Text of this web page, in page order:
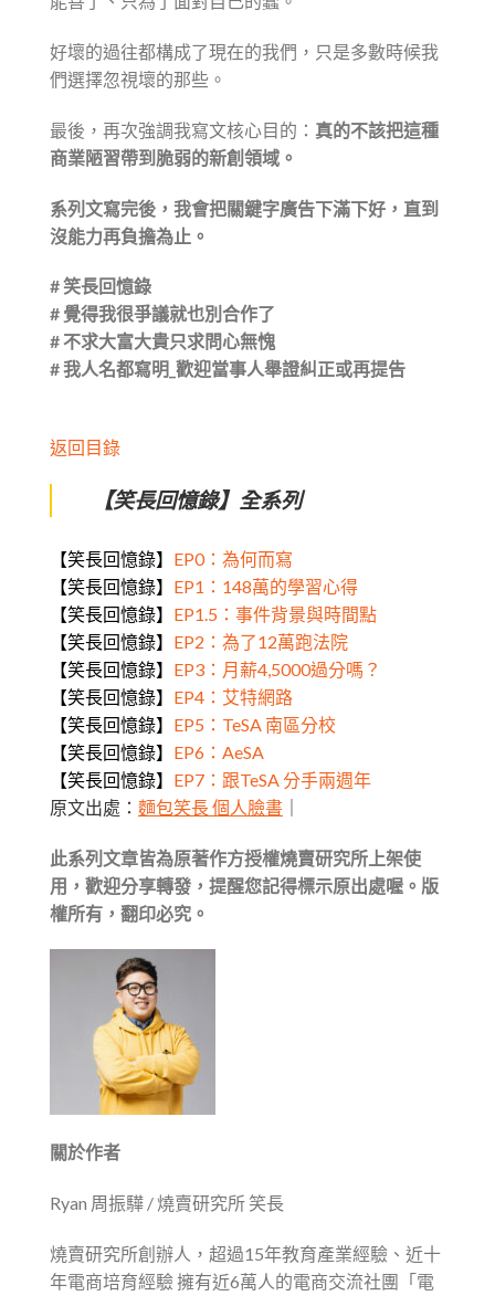
好壞的過往都構成了現在的我們，只是多數時候我
們選擇忽視壞的那些。
最後，再次強調我寫文核心目的： 真的不該把這種
商業陋習帶到脆弱的新創領域。
系列文寫完後，我會把關鍵字廣告下滿下好，直到
沒能力再負擔為止。
# 笑長回憶錄
# 覺得我很爭議就也別合作了
# 不求大富大貴只求問心無愧
# 我人名都寫明_歡迎當事人舉證糾正或再提告
返回目錄
【笑長回憶錄】全系列
【笑長回憶錄】 EP0：為何而寫
【笑長回憶錄】 EP1：148萬的學習心得
【笑長回憶錄】 EP1.5：事件背景與時間點
【笑長回憶錄】 EP2：為了12萬跑法院
【笑長回憶錄】 EP3：月薪4,5000過分嗎？
【笑長回憶錄】 EP4：艾特網路
【笑長回憶錄】 EP5：TeSA 南區分校
【笑長回憶錄】 EP6：AeSA
【笑長回憶錄】 EP7：跟TeSA 分手兩週年
原文出處： 麵包笑長 個人臉書
此系列文章皆為原著作方授權燒賣研究所上架使
用，歡迎分享轉發，提醒您記得標示原出處喔。版
權所有，翻印必究。
關於作者
Ryan 周振驊 / 燒賣研究所 笑長
燒賣研究所創辦人，超過15年教育產業經驗、近十
年電商培育經驗 擁有近6萬人的電商交流社團「電